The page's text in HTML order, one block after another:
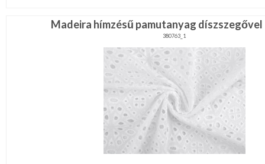
Madeira hímzésű pamutanyag díszszegővel
380763_1